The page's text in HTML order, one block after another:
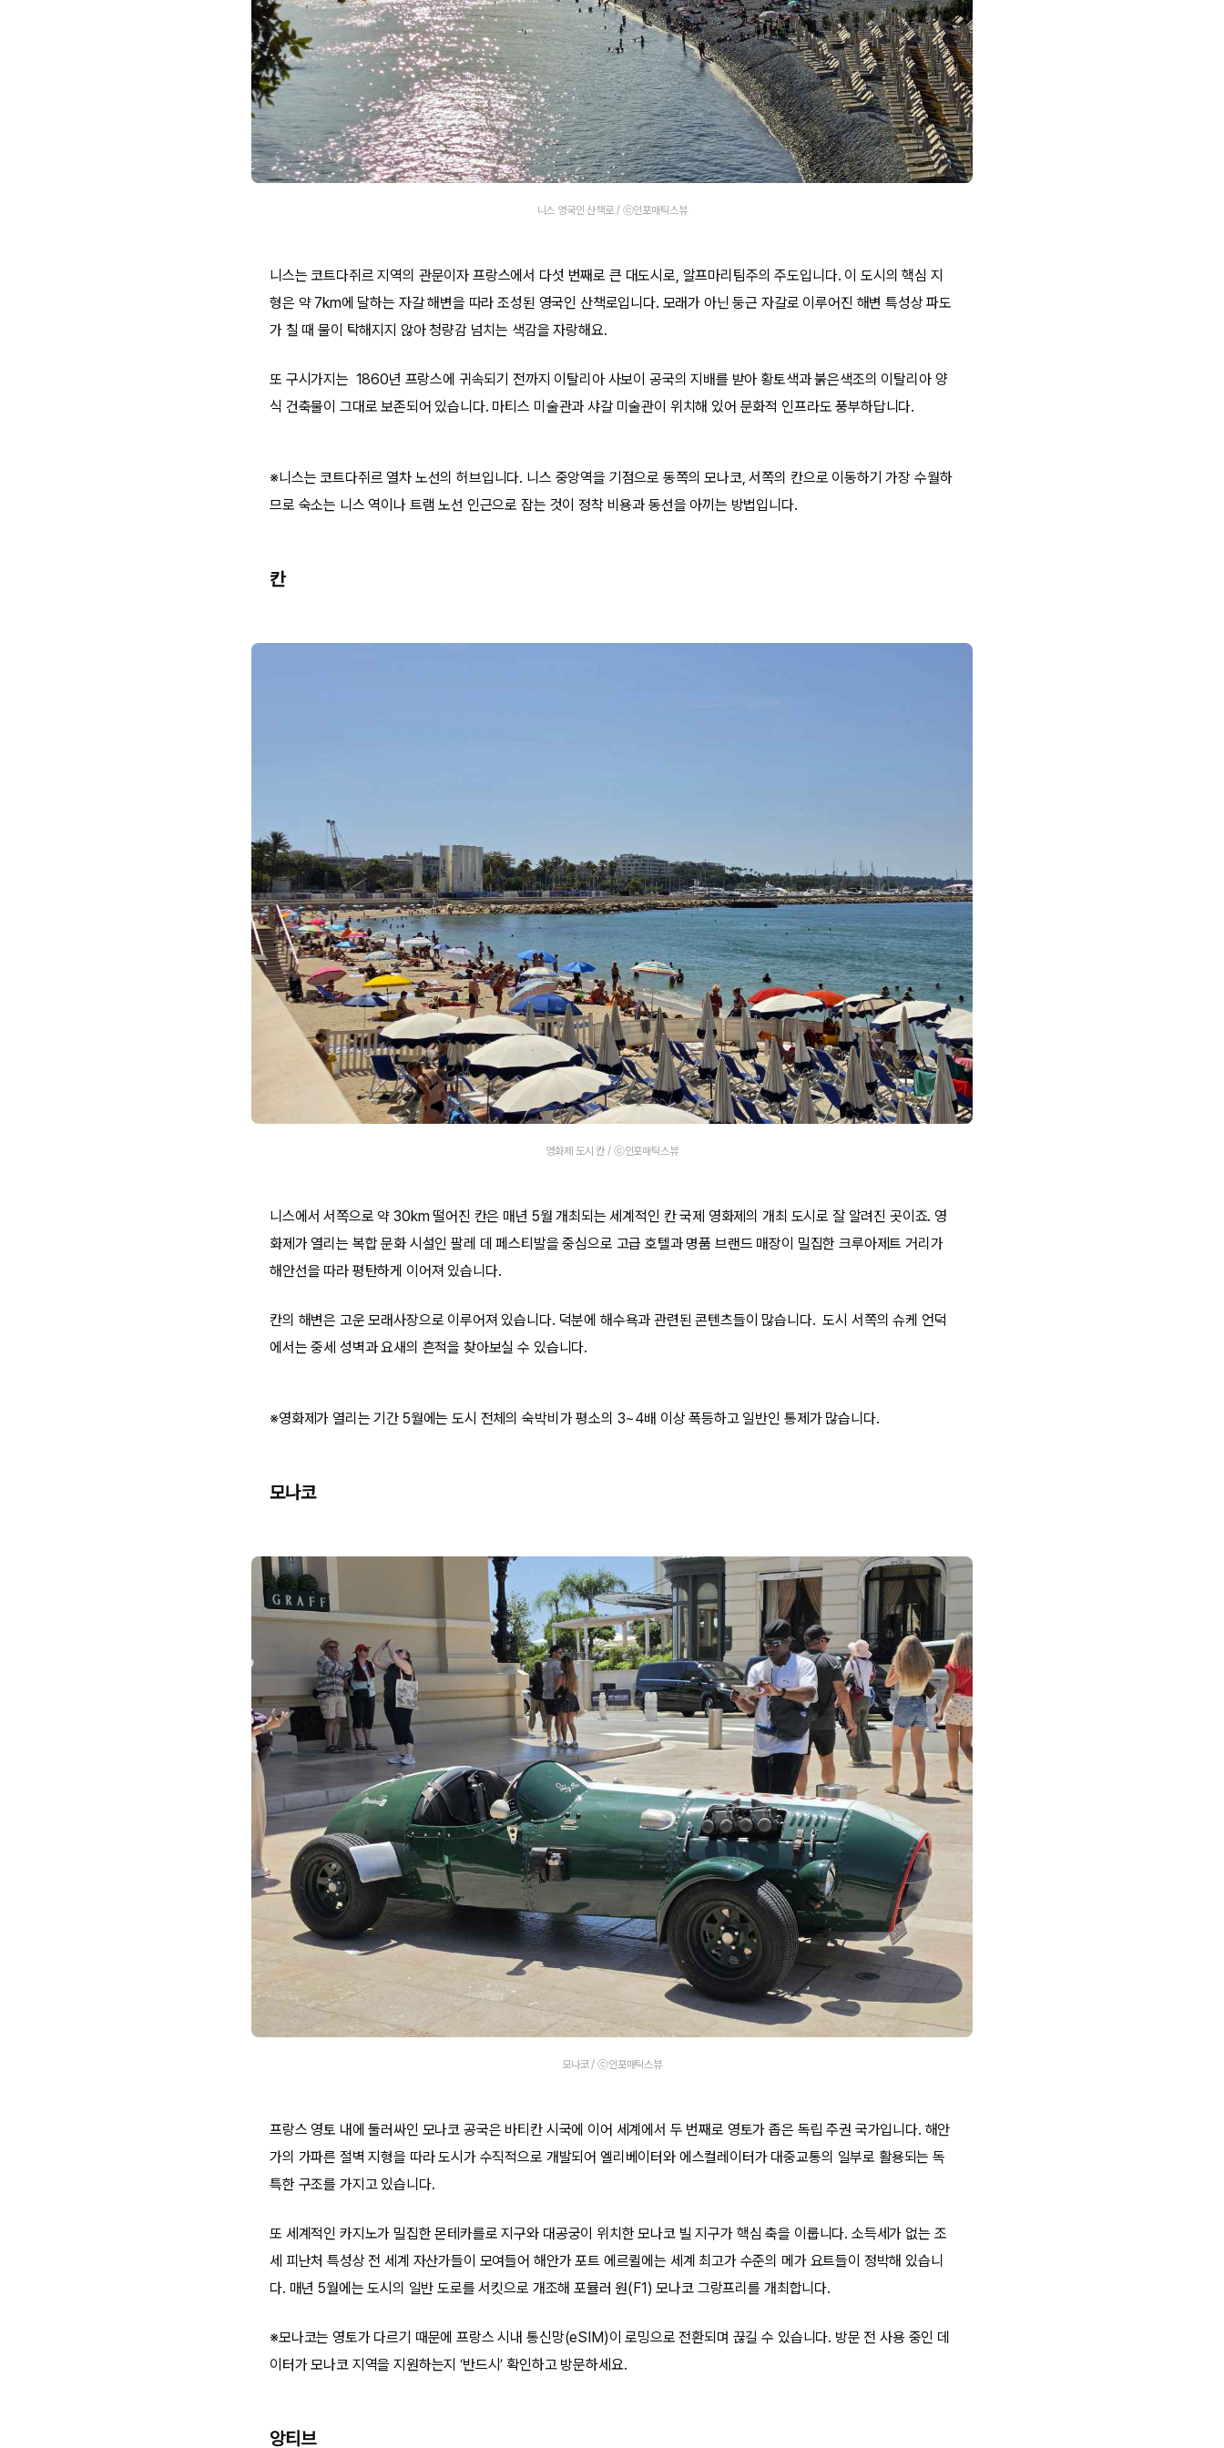
니스 영국인 산책로 / ⓒ인포매틱스뷰
니스는 코트다쥐르 지역의 관문이자 프랑스에서 다섯 번째로 큰 대도시로, 알프마리팀주의 주도입니다. 이 도시의 핵심 지
형은 약 7km에 달하는 자갈 해변을 따라 조성된 영국인 산책로입니다. 모래가 아닌 둥근 자갈로 이루어진 해변 특성상 파도
가 칠 때 물이 탁해지지 않아 청량감 넘치는 색감을 자랑해요.
또 구시가지는 1860년 프랑스에 귀속되기 전까지 이탈리아 사보이 공국의 지배를 받아 황토색과 붉은색조의 이탈리아 양
식 건축물이 그대로 보존되어 있습니다. 마티스 미술관과 샤갈 미술관이 위치해 있어 문화적 인프라도 풍부하답니다.
※니스는 코트다쥐르 열차 노선의 허브입니다. 니스 중앙역을 기점으로 동쪽의 모나코, 서쪽의 칸으로 이동하기 가장 수월하
므로 숙소는 니스 역이나 트램 노선 인근으로 잡는 것이 정착 비용과 동선을 아끼는 방법입니다.
칸
영화제 도시 칸 / ⓒ인포매틱스뷰
니스에서 서쪽으로 약 30km 떨어진 칸은 매년 5월 개최되는 세계적인 칸 국제 영화제의 개최 도시로 잘 알려진 곳이죠. 영
화제가 열리는 복합 문화 시설인 팔레 데 페스티발을 중심으로 고급 호텔과 명품 브랜드 매장이 밀집한 크루아제트 거리가
해안선을 따라 평탄하게 이어져 있습니다.
칸의 해변은 고운 모래사장으로 이루어져 있습니다. 덕분에 해수욕과 관련된 콘텐츠들이 많습니다. 도시 서쪽의 슈케 언덕
에서는 중세 성벽과 요새의 흔적을 찾아보실 수 있습니다.
※영화제가 열리는 기간 5월에는 도시 전체의 숙박비가 평소의 3~4배 이상 폭등하고 일반인 통제가 많습니다.
모나코
모나코 / ⓒ인포매틱스뷰
프랑스 영토 내에 둘러싸인 모나코 공국은 바티칸 시국에 이어 세계에서 두 번째로 영토가 좁은 독립 주권 국가입니다. 해안
가의 가파른 절벽 지형을 따라 도시가 수직적으로 개발되어 엘리베이터와 에스컬레이터가 대중교통의 일부로 활용되는 독
특한 구조를 가지고 있습니다.
또 세계적인 카지노가 밀집한 몬테카를로 지구와 대공궁이 위치한 모나코 빌 지구가 핵심 축을 이룹니다. 소득세가 없는 조
세 피난처 특성상 전 세계 자산가들이 모여들어 해안가 포트 에르퀼에는 세계 최고가 수준의 메가 요트들이 정박해 있습니
다. 매년 5월에는 도시의 일반 도로를 서킷으로 개조해 포뮬러 원(F1) 모나코 그랑프리를 개최합니다.
※모나코는 영토가 다르기 때문에 프랑스 시내 통신망(eSIM)이 로밍으로 전환되며 끊길 수 있습니다. 방문 전 사용 중인 데
이터가 모나코 지역을 지원하는지 ‘반드시’ 확인하고 방문하세요.
앙티브